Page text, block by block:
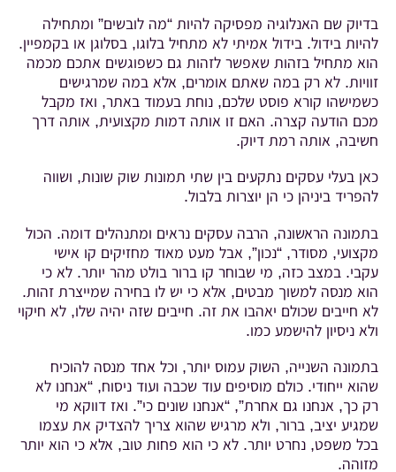
בדיוק שם האנלוגיה מפסיקה להיות “מה לובשים” ומתחילה
להיות בידול. בידול אמיתי לא מתחיל בלוגו, בסלוגן או בקמפיין.
הוא מתחיל בזהות שאפשר לזהות גם כשפוגשים אתכם מכמה
זוויות. לא רק במה שאתם אומרים, אלא במה שמרגישים
כשמישהו קורא פוסט שלכם, נוחת בעמוד באתר, ואז מקבל
מכם הודעה קצרה. האם זו אותה דמות מקצועית, אותה דרך
חשיבה, אותה רמת דיוק.
כאן בעלי עסקים נתקעים בין שתי תמונות שוק שונות, ושווה
להפריד ביניהן כי הן יוצרות בלבול.
בתמונה הראשונה, הרבה עסקים נראים ומתנהלים דומה. הכול
מקצועי, מסודר, “נכון”, אבל מעט מאוד מחזיקים קו אישי
עקבי. במצב כזה, מי שבוחר קו ברור בולט מהר יותר. לא כי
הוא מנסה למשוך מבטים, אלא כי יש לו בחירה שמייצרת זהות.
לא חייבים שכולם יאהבו את זה. חייבים שזה יהיה שלו, לא חיקוי
ולא ניסיון להישמע כמו.
בתמונה השנייה, השוק עמוס יותר, וכל אחד מנסה להוכיח
שהוא ייחודי. כולם מוסיפים עוד שכבה ועוד ניסוח, “אנחנו לא
רק כך, אנחנו גם אחרת”, “אנחנו שונים כי”. ואז דווקא מי
שמגיע יציב, ברור, ולא מרגיש שהוא צריך להצדיק את עצמו
בכל משפט, נחרט יותר. לא כי הוא פחות טוב, אלא כי הוא יותר
מזוהה.